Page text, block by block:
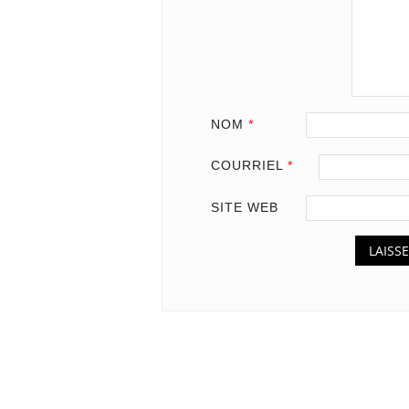
NOM *
COURRIEL *
SITE WEB